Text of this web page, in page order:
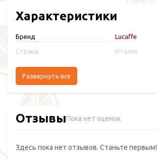
Характеристики
Бренд Lucaffe
Страна Италия
Развернуть все
ОтзывыПока нет оценок
Здесь пока нет отзывов. Станьте первым!